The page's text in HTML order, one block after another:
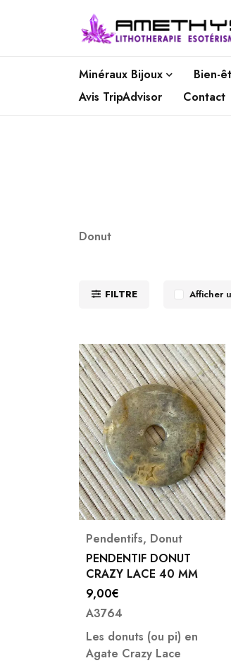
Minéraux Bijoux Bien-
Avis TripAdvisor
Contact
Donut
FILTRE Afficher
Pendentifs, Donut
PENDENTIF DONUT
CRAZY LACE 40 MM
9,00€
A3764
Les donuts (ou pi) en
Agate Crazy Lace